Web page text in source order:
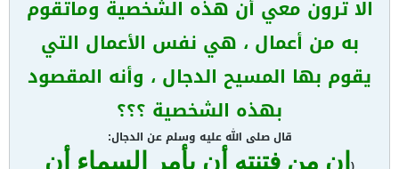
الا ترون معي أن هذه الشخصية وماتقوم
به من أعمال ، هي نفس الأعمال التي
يقوم بها المسيح الدجال ، وأنه المقصود
بهذه الشخصية ؟؟؟
قال صلى الله عليه وسلم عن الدجال:
إن من فتنته أن يأمر السماء أن